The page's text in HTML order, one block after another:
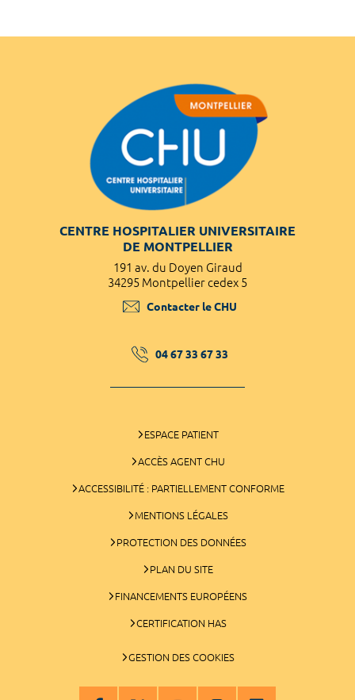
CENTRE HOSPITALIER UNIVERSITAIRE
DE MONTPELLIER
191 av. du Doyen Giraud
34295 Montpellier cedex 5
Contacter le CHU
04 67 33 67 33
ESPACE PATIENT
ACCÈS AGENT CHU
ACCESSIBILITÉ : PARTIELLEMENT CONFORME
MENTIONS LÉGALES
PROTECTION DES DONNÉES
PLAN DU SITE
FINANCEMENTS EUROPÉENS
CERTIFICATION HAS
GESTION DES COOKIES